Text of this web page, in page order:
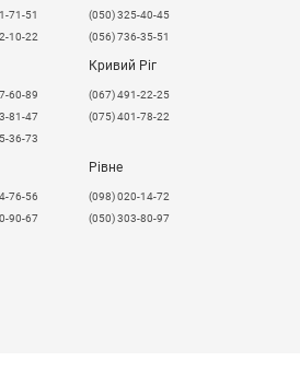
71-51
10-22
(050) 325-40-45
(056) 736-35-51
60-89
81-47
36-73
Кривий Ріг
(067) 491-22-25
(075) 401-78-22
76-56
90-67
Рівне
(098) 020-14-72
(050) 303-80-97